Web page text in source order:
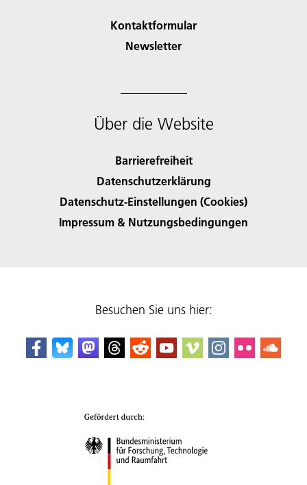
Kontaktformular
Newsletter
Über die Website
Barrierefreiheit
Datenschutzerklärung
Datenschutz-Einstellungen (Cookies)
Impressum & Nutzungsbedingungen
Besuchen Sie uns hier: